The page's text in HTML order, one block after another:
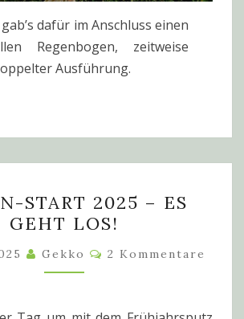
dafür im Anschluss einen
Regenbogen, zeitweise
Ausführung.
START
2025
–
ES
LOS!
START 2025 – ES
GEHT LOS!
Gekko Kommentare
2 Kommentare